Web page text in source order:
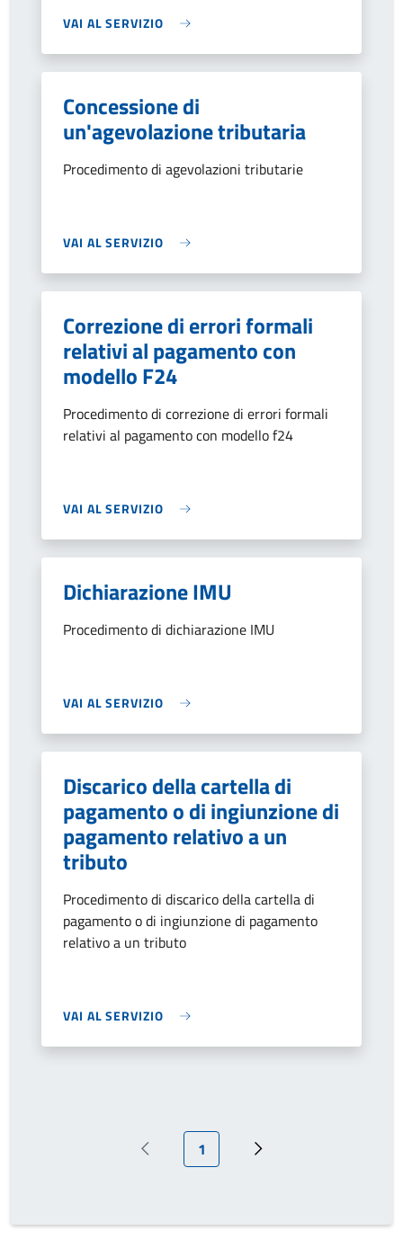
VAI AL SERVIZIO
Concessione di
un'agevolazione tributaria
Procedimento di agevolazioni tributarie
VAI AL SERVIZIO
Correzione di errori formali
relativi al pagamento con
modello F24
Procedimento di correzione di errori formali
relativi al pagamento con modello f24
VAI AL SERVIZIO
Dichiarazione IMU
Procedimento di dichiarazione IMU
VAI AL SERVIZIO
Discarico della cartella di
pagamento o di ingiunzione di
pagamento relativo a un
tributo
Procedimento di discarico della cartella di
pagamento o di ingiunzione di pagamento
relativo a un tributo
VAI AL SERVIZIO
Pagina precedente
Pagina attuale
1 Pagina successiva